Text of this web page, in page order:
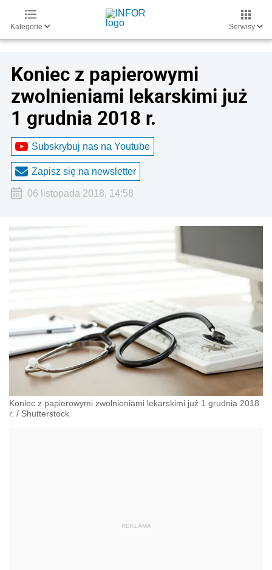
Kategorie Serwisy
Koniec z papierowymi
zwolnieniami lekarskimi już
1 grudnia 2018 r.
Subskrybuj nas na Youtube
Zapisz się na newsletter
06 listopada 2018, 14:58
Koniec z papierowymi zwolnieniami lekarskimi już 1 grudnia 2018
r. / Shutterstock